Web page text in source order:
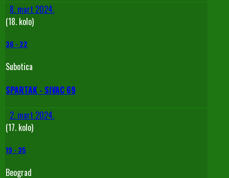
8. mart 2024.
(18. kolo)
36 - 22
Subotica
SPARTAK - SIVAC 69
2. mart 2024.
(17. kolo)
19 - 35
Beograd